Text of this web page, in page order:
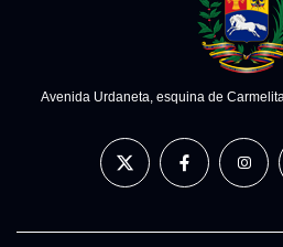
Avenida Urdaneta, esquina de